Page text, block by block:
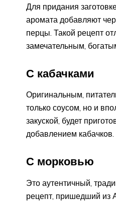
Для придания
аромата добавляют
перцы. Такой рецепт
замечательным,
С кабачками
Оригинальным,
только соусом, но и
закуской, будет
добавлением кабачков.
С морковью
Это аутентичный,
рецепт, пришедший из